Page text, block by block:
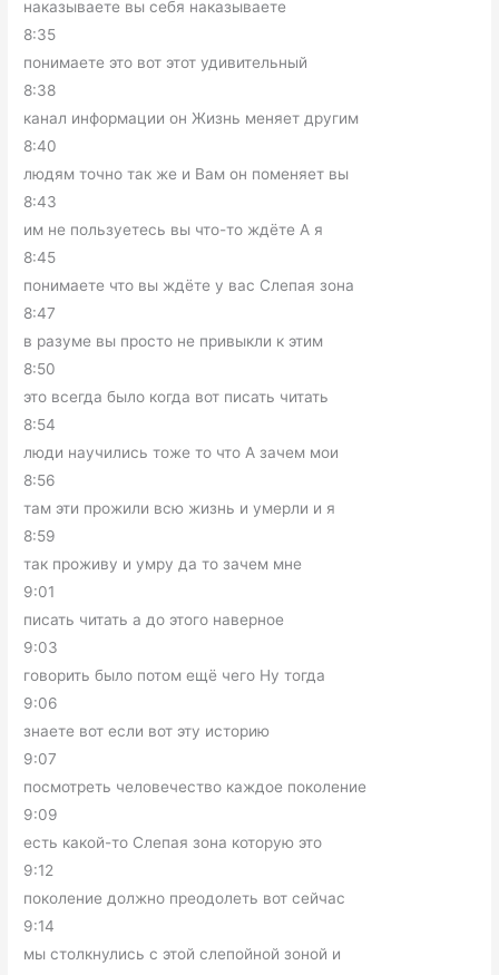
наказываете вы себя наказываете
8:35
понимаете это вот этот удивительный
8:38
канал информации он Жизнь меняет другим
8:40
людям точно так же и Вам он поменяет вы
8:43
им не пользуетесь вы что-то ждёте А я
8:45
понимаете что вы ждёте у вас Слепая зона
8:47
в разуме вы просто не привыкли к этим
8:50
это всегда было когда вот писать читать
8:54
люди научились тоже то что А зачем мои
8:56
там эти прожили всю жизнь и умерли и я
8:59
так проживу и умру да то зачем мне
9:01
писать читать а до этого наверное
9:03
говорить было потом ещё чего Ну тогда
9:06
знаете вот если вот эту историю
9:07
посмотреть человечество каждое поколение
9:09
есть какой-то Слепая зона которую это
9:12
поколение должно преодолеть вот сейчас
9:14
мы столкнулись с этой слепойной зоной и